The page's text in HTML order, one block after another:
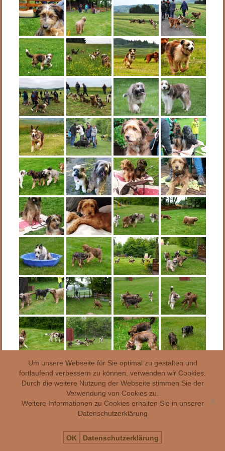
Um unsere Webseite für Sie optimal zu gestalten und
fortlaufend verbessern zu können, verwenden wir Cookies.
Durch die weitere Nutzung der Webseite stimmen Sie der
Verwendung von Cookies zu.
Weitere Informationen zu Cookies erhalten Sie in unserer
Datenschutzerklärung
OK Datenschutzerklärung